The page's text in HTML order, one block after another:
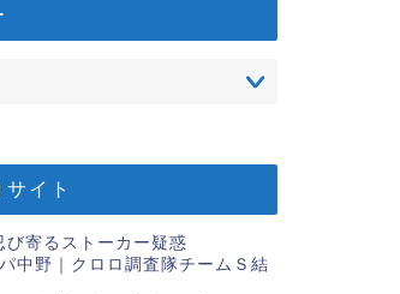
イト
び寄るストーカー疑惑
中野｜クロロ調査隊チームＳ結